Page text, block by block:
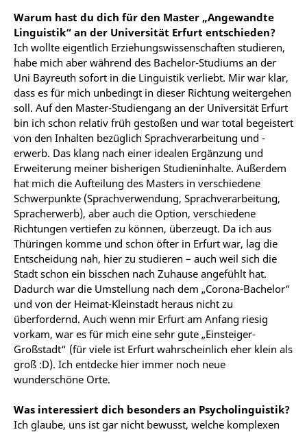
Warum hast du dich für den Master „Angewandte
Linguistik“ an der Universität Erfurt entschieden?
Ich wollte eigentlich Erziehungswissenschaften studieren,
habe mich aber während des Bachelor-Studiums an der
Uni Bayreuth sofort in die Linguistik verliebt. Mir war klar,
dass es für mich unbedingt in dieser Richtung weitergehen
soll. Auf den Master-Studiengang an der Universität Erfurt
bin ich schon relativ früh gestoßen und war total begeistert
von den Inhalten bezüglich Sprachverarbeitung und -
erwerb. Das klang nach einer idealen Ergänzung und
Erweiterung meiner bisherigen Studieninhalte. Außerdem
hat mich die Aufteilung des Masters in verschiedene
Schwerpunkte (Sprachverwendung, Sprachverarbeitung,
Spracherwerb), aber auch die Option, verschiedene
Richtungen vertiefen zu können, überzeugt. Da ich aus
Thüringen komme und schon öfter in Erfurt war, lag die
Entscheidung nah, hier zu studieren – auch weil sich die
Stadt schon ein bisschen nach Zuhause angefühlt hat.
Dadurch war die Umstellung nach dem „Corona-Bachelor“
und von der Heimat-Kleinstadt heraus nicht zu
überfordernd. Auch wenn mir Erfurt am Anfang riesig
vorkam, war es für mich eine sehr gute „Einsteiger-
Großstadt“ (für viele ist Erfurt wahrscheinlich eher klein als
groß :D). Ich entdecke hier immer noch neue
wunderschöne Orte.
Was interessiert dich besonders an Psycholinguistik?
Ich glaube, uns ist gar nicht bewusst, welche komplexen